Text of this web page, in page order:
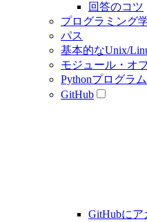
回答のコツ
プログラミング
パス
基本的なUnix/
モジュール・オ
Pythonプログラ
GitHub
GitHubにア